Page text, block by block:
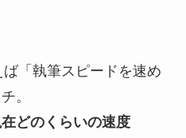
ば「執筆スピードを速め
。
在どのくらいの速度